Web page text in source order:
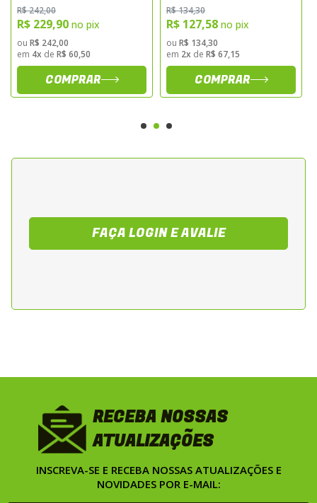
2009>2015 Lead 110 2014
Yes 125 2000>2014
Intruder 125 2000> 20014
Gel Mtx7l Motobatt
R$ 242,00
R$ 229,90 no pix
ou R$ 242,00
em 4x de R$ 60,50
COMPRAR
R$ 134,30
R$ 127,58 no pix
ou R$ 134,30
em 2x de R$ 67,15
COMPRAR
FAÇA LOGIN E AVALIE
RECEBA NOSSAS
ATUALIZAÇÕES
INSCREVA-SE E RECEBA NOSSAS ATUALIZAÇÕES E
NOVIDADES POR E-MAIL: